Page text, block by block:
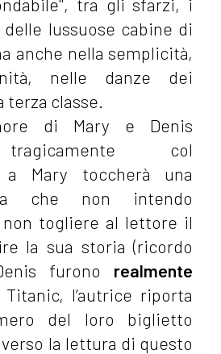
tra gli sfarzi, i
lussuose cabine di
anche nella semplicità,
nelle danze dei
classe.
di Mary e Denis
col
a Mary toccherà una
che non intendo
togliere al lettore il
la sua storia (ricordo
furono realmente
Titanic, l’autrice riporta
del loro biglietto
la lettura di questo